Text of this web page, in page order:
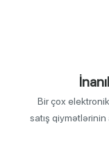
Bir çox
satış qiymətlərinin